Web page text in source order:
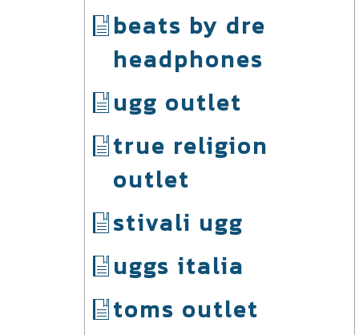
beats by dre
headphones
ugg outlet
true religion
outlet
stivali ugg
uggs italia
toms outlet